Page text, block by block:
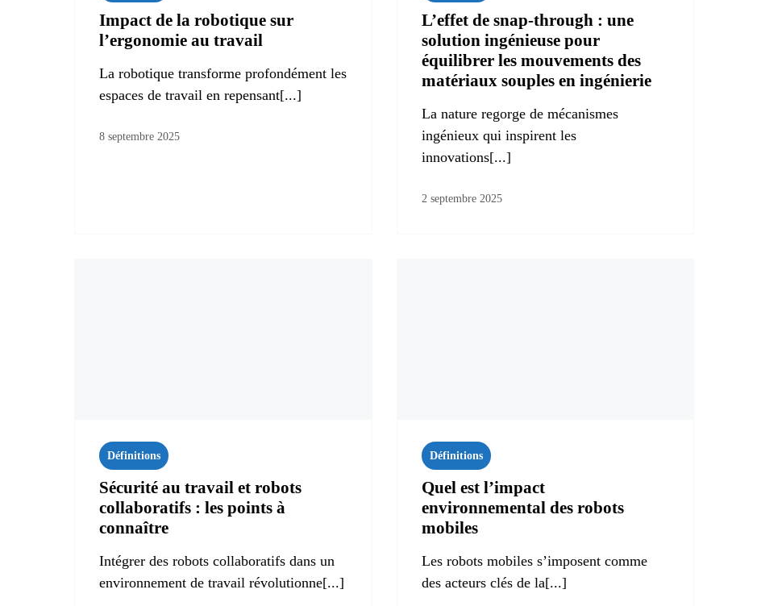
Impact de la robotique sur
l’ergonomie au travail
La robotique transforme profondément les
espaces de travail en repensant[...]
8 septembre 2025
L’effet de snap-through : une
solution ingénieuse pour
équilibrer les mouvements des
matériaux souples en ingénierie
La nature regorge de mécanismes
ingénieux qui inspirent les
innovations[...]
2 septembre 2025
Définitions
Sécurité au travail et robots
collaboratifs : les points à
connaître
Intégrer des robots collaboratifs dans un
environnement de travail révolutionne[...]
Définitions
Quel est l’impact
environnemental des robots
mobiles
Les robots mobiles s’imposent comme
des acteurs clés de la[...]